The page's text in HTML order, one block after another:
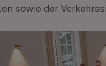
sowie der